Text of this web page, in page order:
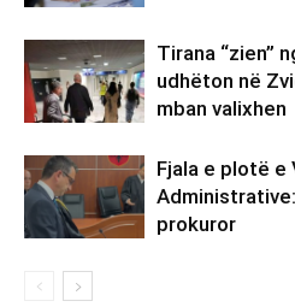
Tirana “zien”
udhëton në
mban valixhen
Fjala e plotë e
prokuror